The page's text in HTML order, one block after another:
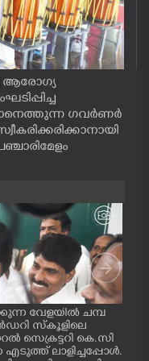
ആരോഗ്യ
ഗവർണർ
വേളയിൽ ചമ്പ
സ്കൂളിലെ
സെക്രട്ടറി കെ.സി
ലാളിച്ചപ്പോൾ.